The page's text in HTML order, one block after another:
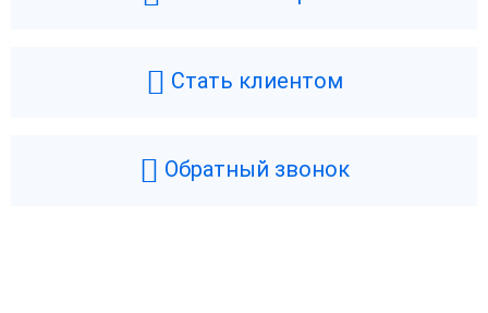
Стать клиентом
Обратный звонок